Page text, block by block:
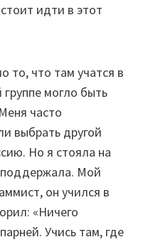
идти в этот
то, что там учатся в
могло быть
часто
выбрать другой
Но я стояла на
поддержала. Мой
он учился в
«Ничего
Учись там, где